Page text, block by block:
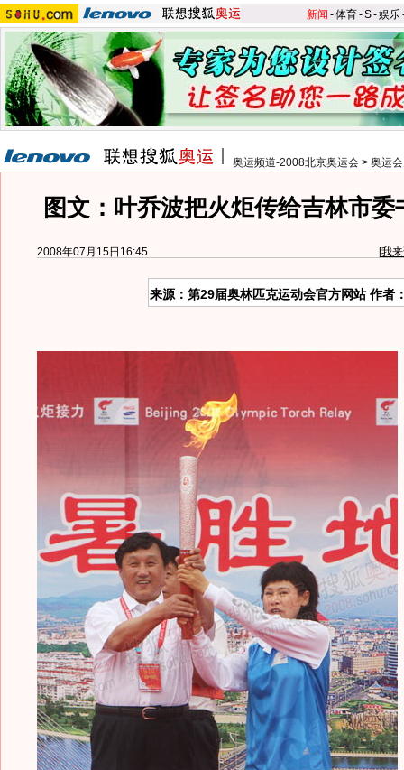
新闻 -体育-S-娱乐
奥运频道-2008北京奥运会 > 奥运
图文：叶乔波把火炬传给吉林市委
2008年07月15日16:45 [我
来源：第29届奥林匹克运动会官方网站 作者